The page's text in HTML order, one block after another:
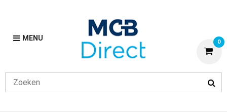
MENU 0